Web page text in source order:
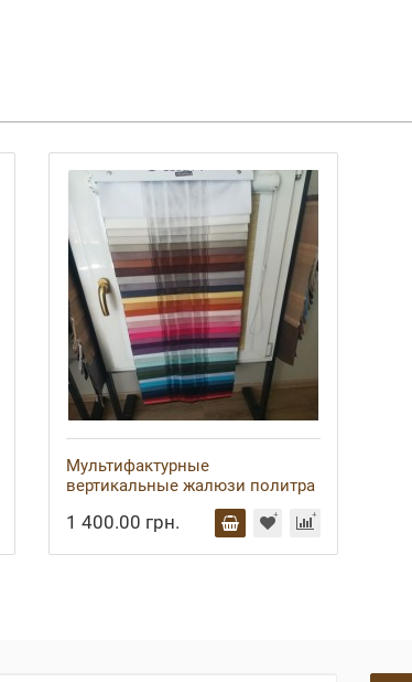
Мультифактурные
вертикальные жалюзи политра
1 400.00 грн.